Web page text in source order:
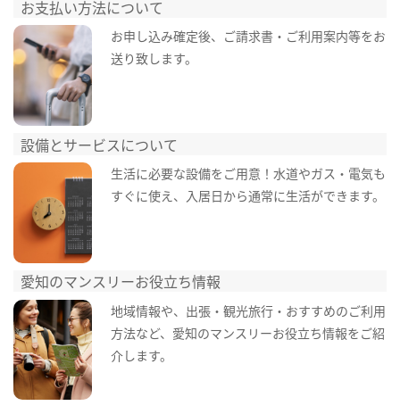
お支払い方法について
お申し込み確定後、ご請求書・ご利用案内等をお
送り致します。
設備とサービスについて
生活に必要な設備をご用意！水道やガス・電気も
すぐに使え、入居日から通常に生活ができます。
愛知のマンスリーお役立ち情報
地域情報や、出張・観光旅行・おすすめのご利用
方法など、愛知のマンスリーお役立ち情報をご紹
介します。